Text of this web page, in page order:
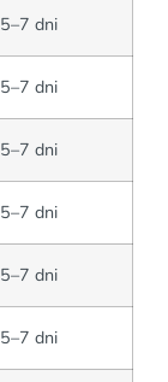
5–7 dni
5–7 dni
5–7 dni
5–7 dni
5–7 dni
5–7 dni